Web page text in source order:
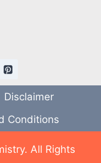
Disclaimer
Conditions
All Rights